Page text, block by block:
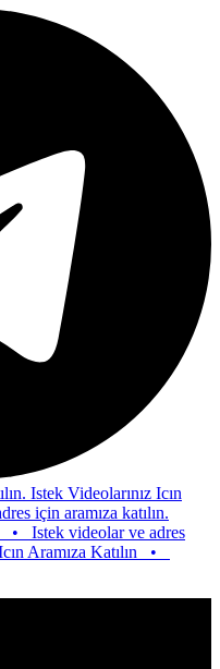
Videolarınız Icın
aramıza katılın.
videolar ve adres
Katılın•